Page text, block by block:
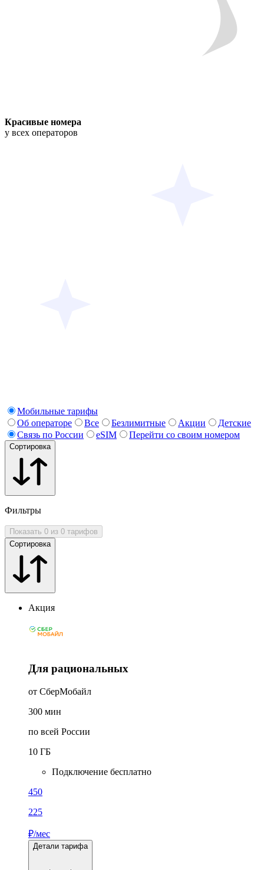
Красивые номера
у всех операторов
Мобильные тарифы
Об операторе
Все Безлимитные Акции
Детские
Связь по России
eSIM Перейти со своим номером
Сортировка
Фильтры
Показать 0 из 0 тарифов
Сортировка
Акция
Для рациональных
от СберМобайл
300 мин
по всей России
10 ГБ
Подключение бесплатно
450
225
₽/мес
Детали тарифа